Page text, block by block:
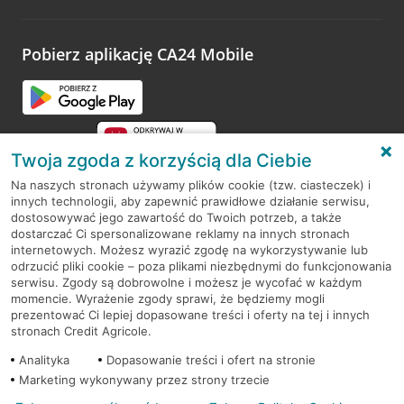
opinie.
Pobierz aplikację CA24 Mobile
RODO
Regulamin serwisu
Mapa serwisu
PolitykaCookies
Twoja zgoda z korzyścią dla Ciebie
Na naszych stronach używamy plików cookie (tzw. ciasteczek) i
innych technologii, aby zapewnić prawidłowe działanie serwisu,
dostosowywać jego zawartość do Twoich potrzeb, a także
dostarczać Ci spersonalizowane reklamy na innych stronach
internetowych. Możesz wyrazić zgodę na wykorzystywanie lub
odrzucić pliki cookie – poza plikami niezbędnymi do funkcjonowania
serwisu. Zgody są dobrowolne i możesz je wycofać w każdym
momencie. Wyrażenie zgody sprawi, że będziemy mogli
prezentować Ci lepiej dopasowane treści i oferty na tej i innych
stronach Credit Agricole.
Analityka
Dopasowanie treści i ofert na stronie
Marketing wykonywany przez strony trzecie